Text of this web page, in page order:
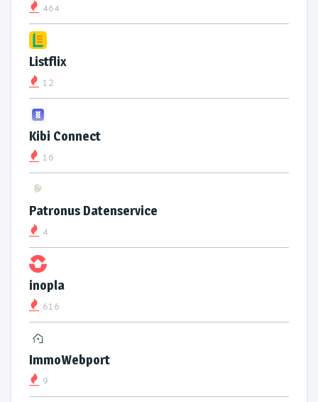
464
Listflix
12
Kibi Connect
16
Patronus Datenservice
4
inopla
616
ImmoWebport
9